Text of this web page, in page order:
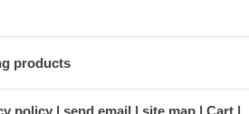
products
policy send email site map Cart